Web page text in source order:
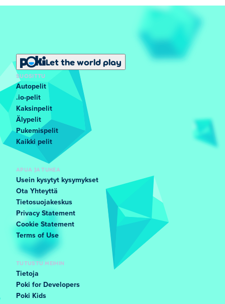
Let the world play
SUOSITTU
Autopelit
.io-pelit
Kaksinpelit
Älypelit
Pukemispelit
Kaikki pelit
APUA JA TUKEA
Usein kysytyt kysymykset
Ota Yhteyttä
Tietosuojakeskus
Privacy Statement
Cookie Statement
Terms of Use
TUTUSTU MEIHIN
Tietoja
Poki for Developers
Poki Kids